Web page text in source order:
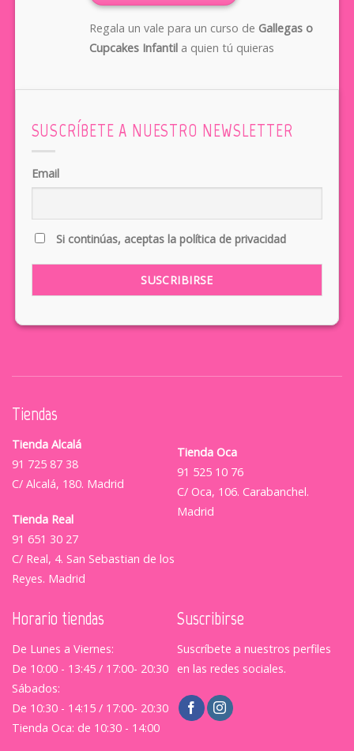
Regala un vale para un curso de Gallegas o
Cupcakes Infantila quien tú quieras
SUSCRÍBETE A NUESTRO NEWSLETTER
Email
Si continúas, aceptas la política de privacidad
Tiendas
Tienda Alcalá
91 725 87 38
C/ Alcalá, 180. Madrid
Tienda Real
91 651 30 27
C/ Real, 4. San Sebastian de los
Reyes. Madrid
Tienda Oca
91 525 10 76
C/ Oca, 106. Carabanchel.
Madrid
Horario tiendas
De Lunes a Viernes:
De 10:00 - 13:45 / 17:00- 20:30
Sábados:
De 10:30 - 14:15 / 17:00- 20:30
Tienda Oca: de 10:30 - 14:00
Suscribirse
Suscríbete a nuestros perfiles
en las redes sociales.